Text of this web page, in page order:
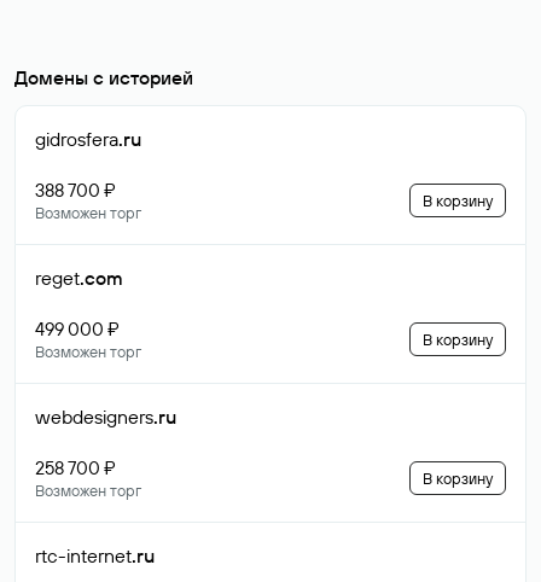
Домены с историей
gidrosfera.ru
388 700 ₽
Возможен торг
В корзину
reget.com
499 000 ₽
Возможен торг
В корзину
webdesigners.ru
258 700 ₽
Возможен торг
В корзину
rtc-internet.ru